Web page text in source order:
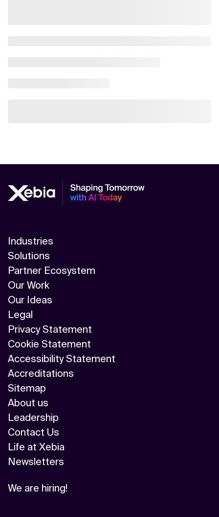
Industries
Solutions
Partner Ecosystem
Our Work
Our Ideas
Legal
Privacy Statement
Cookie Statement
Accessibility Statement
Accreditations
Sitemap
About us
Leadership
Contact Us
Life at Xebia
Newsletters
We are hiring!